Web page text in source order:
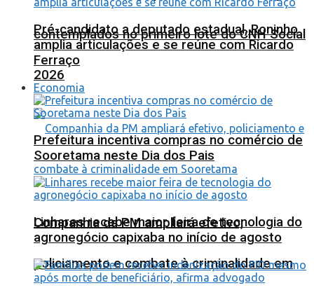
contemplados no primeiro lote do CNH Social
2026
Companhia da PM ampliará efetivo,
policiamento e combate à criminalidade em
Pré-candidato a deputado estadual, Roninho
amplia articulações e se reúne com Ricardo
Ferraço
Economia
Prefeitura incentiva compras no comércio de
Sooretama neste Dia dos Pais
Linhares recebe maior feira de tecnologia do
agronegócio capixaba no início de agosto